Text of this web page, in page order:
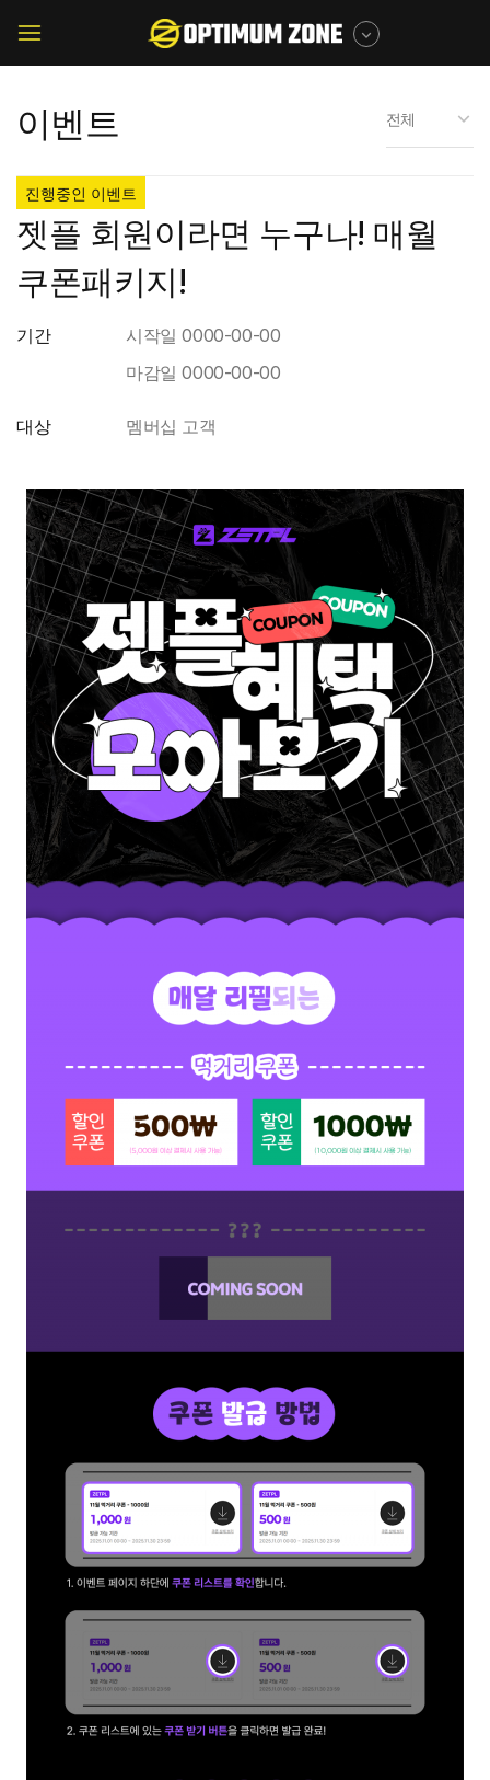
모바일
메뉴버튼
이벤트 전체
진행중인 이벤트
젯플 회원이라면 누구나! 매월
쿠폰패키지!
기간 시작일 0000-00-00
마감일 0000-00-00
대상 멤버십 고객